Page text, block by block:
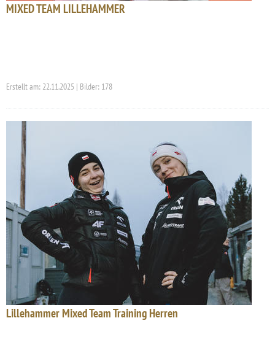
MIXED TEAM LILLEHAMMER
Erstellt am: 22.11.2025 | Bilder: 178
Lillehammer Mixed Team Training Herren